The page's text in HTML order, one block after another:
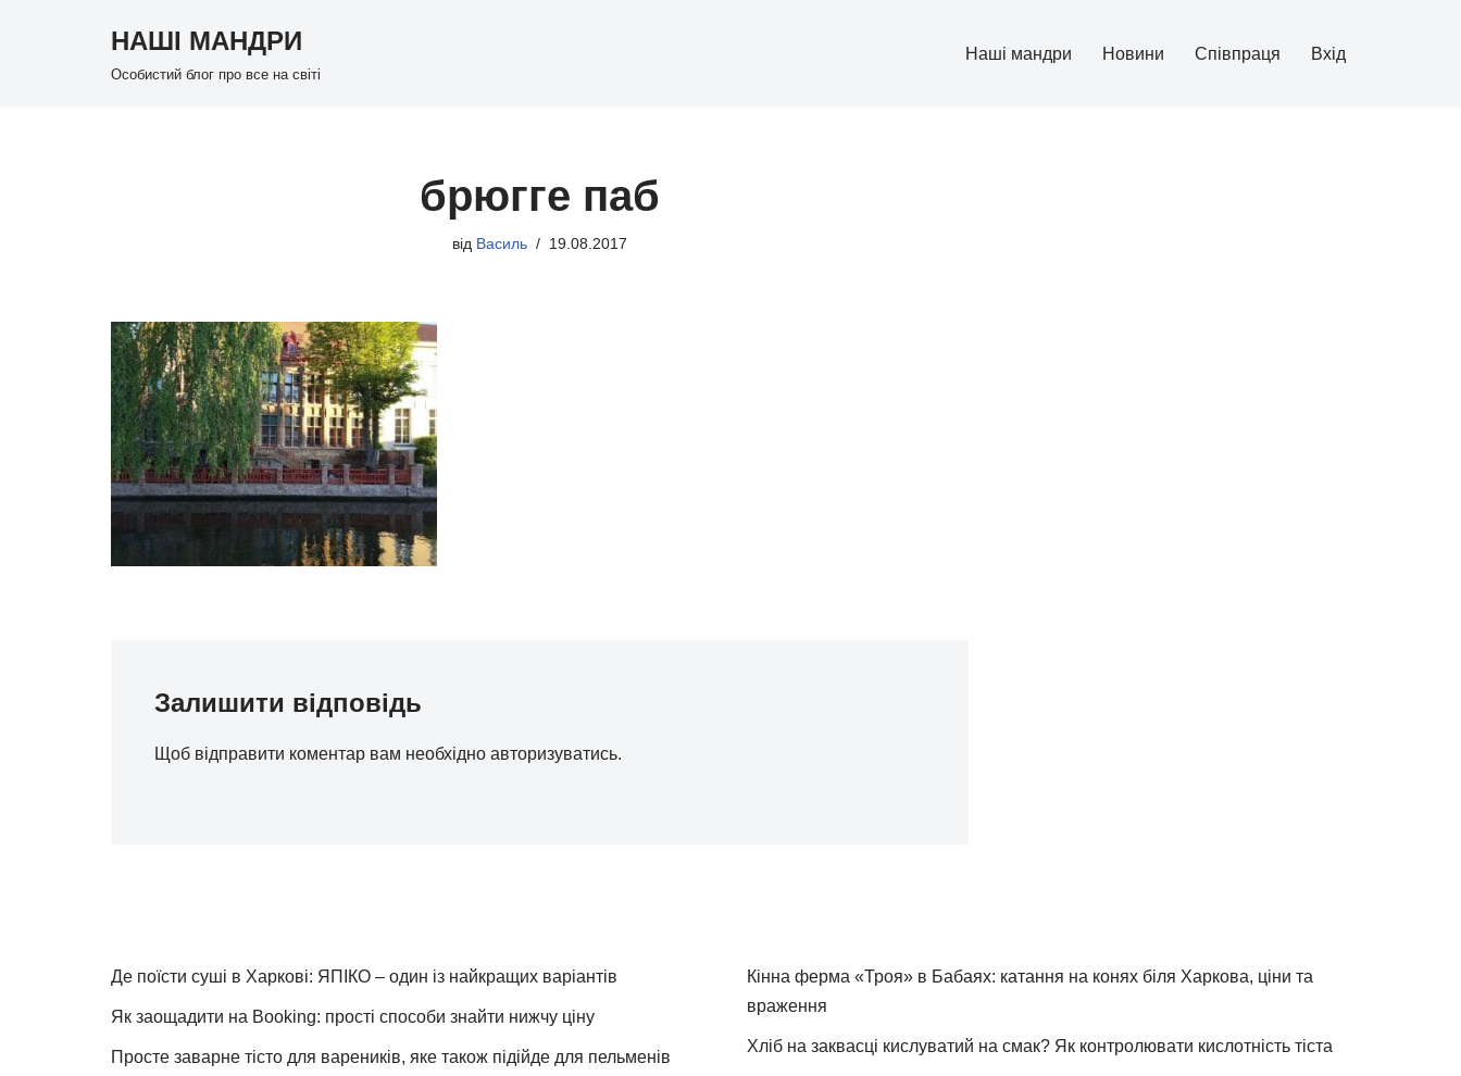
НАШІ МАНДРИ
Особистий блог про все на світі
Наші мандри Новини Співпраця Вхід
брюгге паб
від Василь 19.08.2017
Залишити відповідь
Щоб відправити коментар вам необхідно авторизуватись.
Де поїсти суші в Харкові: ЯПІКО – один із найкращих варіантів
Як заощадити на Booking: прості способи знайти нижчу ціну
Просте заварне тісто для вареників, яке також підійде для пельменів
Кінна ферма «Троя» в Бабаях: катання на конях біля Харкова, ціни та
враження
Хліб на заквасці кислуватий на смак? Як контролювати кислотність тіста